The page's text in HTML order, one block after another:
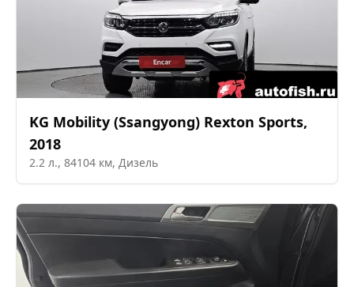
KG Mobility (Ssangyong) Rexton Sports,
2018
2.2 л., 84104 км, Дизель